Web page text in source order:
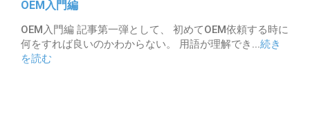
OEM入門編
OEM入門編 記事第一弾として、 初めてOEM依頼する時に
何をすれば良いのかわからない。 用語が理解でき...続き
を読む